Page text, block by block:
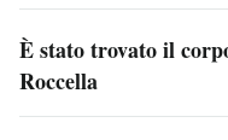
È stato trovato il
Roccella